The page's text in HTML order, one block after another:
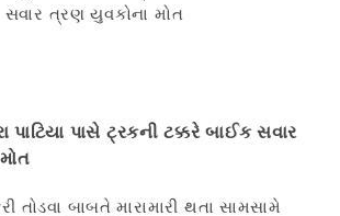
પાટિયા પાસે ટ્રકની ટક્કરે બાઈક સવાર